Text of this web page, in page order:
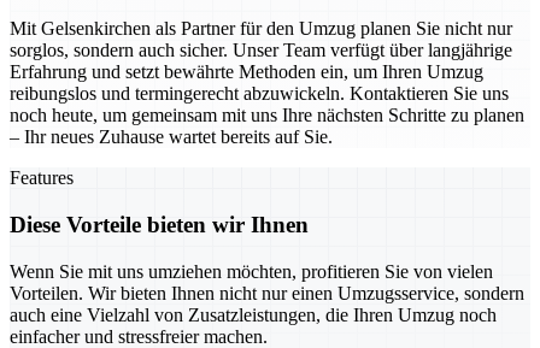
Mit Gelsenkirchen als Partner für den Umzug planen Sie nicht nur
sorglos, sondern auch sicher. Unser Team verfügt über langjährige
Erfahrung und setzt bewährte Methoden ein, um Ihren Umzug
reibungslos und termingerecht abzuwickeln. Kontaktieren Sie uns
noch heute, um gemeinsam mit uns Ihre nächsten Schritte zu planen
– Ihr neues Zuhause wartet bereits auf Sie.
Features
Diese Vorteile bieten wir Ihnen
Wenn Sie mit uns umziehen möchten, profitieren Sie von vielen
Vorteilen. Wir bieten Ihnen nicht nur einen Umzugsservice, sondern
auch eine Vielzahl von Zusatzleistungen, die Ihren Umzug noch
einfacher und stressfreier machen.